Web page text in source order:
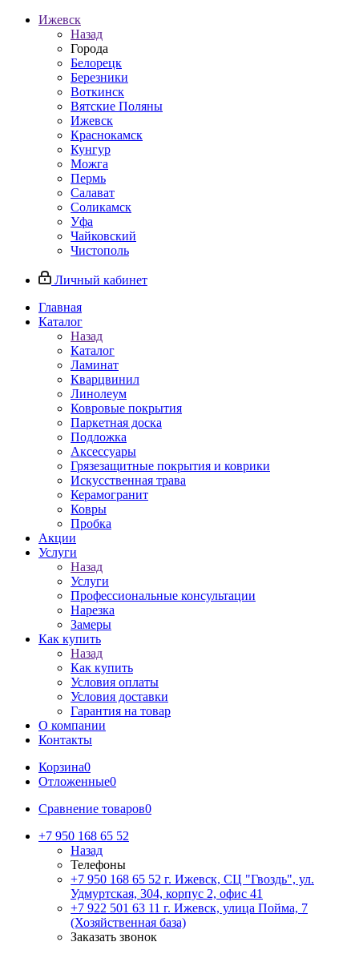
Ижевск
Назад
Города
Белорецк
Березники
Воткинск
Вятские Поляны
Ижевск
Краснокамск
Кунгур
Можга
Пермь
Салават
Соликамск
Уфа
Чайковский
Чистополь
Личный кабинет
Главная
Каталог
Назад
Каталог
Ламинат
Кварцвинил
Линолеум
Ковровые покрытия
Паркетная доска
Подложка
Аксессуары
Грязезащитные покрытия и коврики
Искусственная трава
Керамогранит
Ковры
Пробка
Акции
Услуги
Назад
Услуги
Профессиональные консультации
Нарезка
Замеры
Как купить
Назад
Как купить
Условия оплаты
Условия доставки
Гарантия на товар
О компании
Контакты
Корзина0
Отложенные0
Сравнение товаров0
+7 950 168 65 52
Назад
Телефоны
+7 950 168 65 52 г. Ижевск, СЦ "Гвоздь", ул.
Удмуртская, 304, корпус 2, офис 41
+7 922 501 63 11 г. Ижевск, улица Пойма, 7
(Хозяйственная база)
Заказать звонок